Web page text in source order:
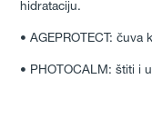
hidrataciju.
• AGEPROTECT: čuva
• PHOTOCALM: štiti i